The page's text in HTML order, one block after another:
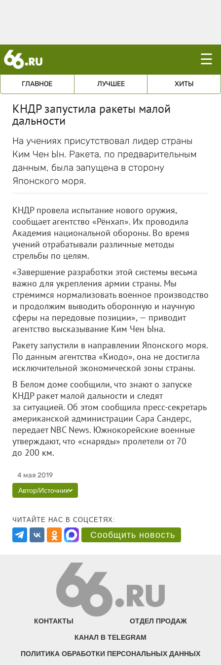
☰
ГЛАВНОЕ ЛУЧШЕЕ ХИТЫ
КНДР запустила ракеты малой
дальности
На учениях присутствовал лидер страны
Ким Чен Ын. Ракета, по предварительным
данным, была запущена в сторону
Японского моря.
КНДР провела испытание нового оружия,
сообщает агентство «Рёнхап». Их проводила
Академия национальной обороны. Во время
учений отрабатывали различные методы
стрельбы по целям.
«Завершение разработки этой системы весьма
важно для укрепления армии страны. Мы
стремимся нормализовать военное производство
и продолжим выводить оборонную и научную
сферы на передовые позиции», — приводит
агентство высказывание Ким Чен Ына.
Ракету запустили в направлении Японского моря.
По данным агентства «Киодо», она не достигла
исключительной экономической зоны страны.
В Белом доме сообщили, что знают о запуске
КНДР ракет малой дальности и следят
за ситуацией. Об этом сообщила пресс-секретарь
американской администрации Сара Сандерс,
передает NBC News. Южнокорейские военные
утверждают, что «снаряды» пролетели от 70
до 200 км.
4 мая 2019
Автор/Источник
ЧИТАЙТЕ НАС В СОЦСЕТЯХ:
Сообщить новость
КОНТАКТЫ ОТДЕЛ ПРОДАЖ
КАНАЛ В TELEGRAM
ПОЛИТИКА ОБРАБОТКИ ПЕРСОНАЛЬНЫХ ДАННЫХ